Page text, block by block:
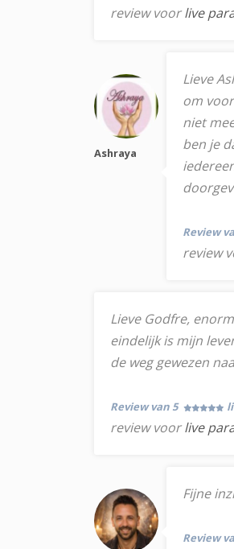
review voorlive
Ashraya
Lieve
om
niet
ben je
Review
review
Lieve Godfre,
eindelijk is mijn
de weg gewezen
Review van 5
review voorlive
Fijne
Review